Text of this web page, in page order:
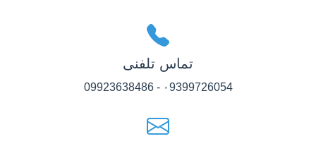
تماس تلفنی
۰9399726054 - 09923638486